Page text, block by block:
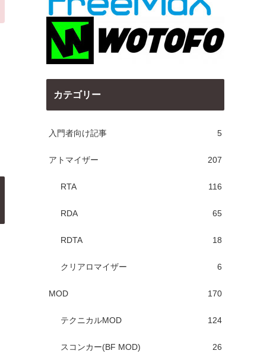
カテゴリー
入門者向け記事 5
アトマイザー 207
RTA 116
RDA 65
RDTA 18
クリアロマイザー 6
MOD 170
テクニカルMOD 124
スコンカー(BF MOD) 26